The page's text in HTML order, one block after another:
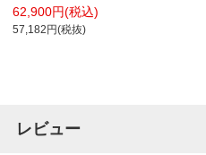
幅900×高さ1500mm OG-159ACC-S
62,900円(税込)
57,182円(税抜)
レビュー